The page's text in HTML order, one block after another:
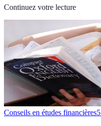
Continuez votre lecture
Conseils en études financières5